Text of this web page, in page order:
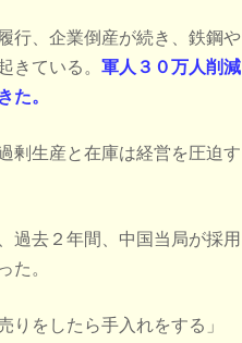
行、企業倒産が続き、鉄鋼や
きている。軍人３０万人削減
た。
剰生産と在庫は経営を圧迫す
過去２年間、中国当局が採用
た。
をしたら手入れをする」